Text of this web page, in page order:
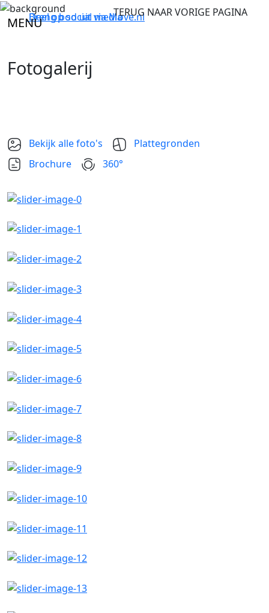
MENU
TERUG NAAR VORIGE PAGINA
Breng bod uit viaMove.nl
Deel op social media
Fotogalerij
Bekijk alle foto's
Plattegronden
Brochure
360°